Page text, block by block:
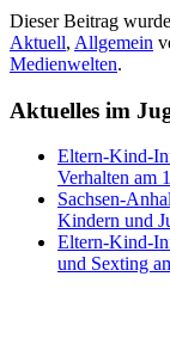
Dieser Beitrag
Aktuell, Allgemein
Medienwelten.
Aktuelles im
Eltern-Kind-
Verhalten am
Sachsen-
Kindern und
Eltern-Kind-
und Sexting